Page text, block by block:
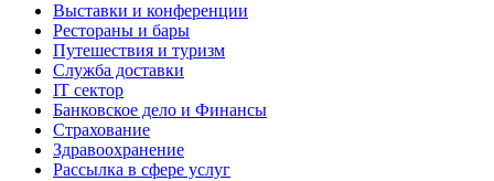
Выставки и конференции
Рестораны и бары
Путешествия и туризм
Служба доставки
IT сектор
Банковское дело и Финансы
Страхование
Здравоохранение
Рассылка в сфере услуг